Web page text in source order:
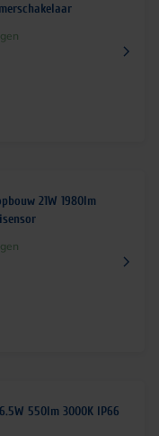
21W 1980lm
550lm 3000K IP66